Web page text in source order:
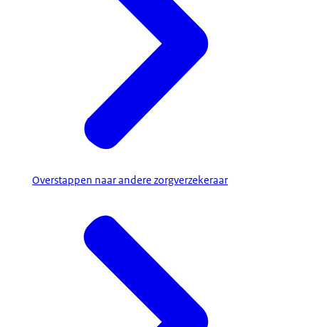
Overstappen naar andere zorgverzekeraar